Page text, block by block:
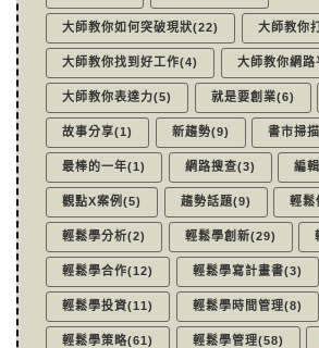
大師教你如何突破現狀(22) 大師教你
大師教你找到好工作(4) 大師教你網
大師教你表達力(5) 就是要創業(6)
故事分享(1) 新趨勢(9) 書市掃
最棒的一年(1) 網路搜查(3) 編
觀點X案例(5) 趨勢話題(9) 輕鬆
輕鬆學分析(2) 輕鬆學創新(29)
輕鬆學合作(12) 輕鬆學寫計畫書(3)
輕鬆學投資(11) 輕鬆學時間管理(8)
輕鬆學策略(61) 輕鬆學管理(58)